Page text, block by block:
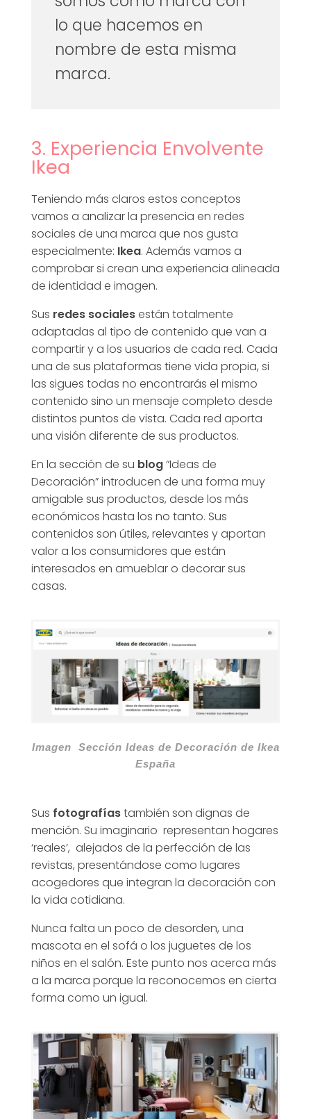
lo que hacemos en
nombre de esta misma
marca.
3. Experiencia Envolvente
Ikea
Teniendo más claros estos conceptos
vamos a analizar la presencia en redes
sociales de una marca que nos gusta
especialmente: Ikea. Además vamos a
comprobar si crean una experiencia alineada
de identidad e imagen.
Sus redes socialesestán totalmente
adaptadas al tipo de contenido que van a
compartir y a los usuarios de cada red. Cada
una de sus plataformas tiene vida propia, si
las sigues todas no encontrarás el mismo
contenido sino un mensaje completo desde
distintos puntos de vista. Cada red aporta
una visión diferente de sus productos.
En la sección de su blog“Ideas de
Decoración” introducen de una forma muy
amigable sus productos, desde los más
económicos hasta los no tanto. Sus
contenidos son útiles, relevantes y aportan
valor a los consumidores que están
interesados en amueblar o decorar sus
casas.
Imagen Sección Ideas de Decoración de Ikea
España
Sus fotografíastambién son dignas de
mención. Su imaginario representan hogares
‘reales’, alejados de la perfección de las
revistas, presentándose como lugares
acogedores que integran la decoración con
la vida cotidiana.
Nunca falta un poco de desorden, una
mascota en el sofá o los juguetes de los
niños en el salón. Este punto nos acerca más
a la marca porque la reconocemos en cierta
forma como un igual.